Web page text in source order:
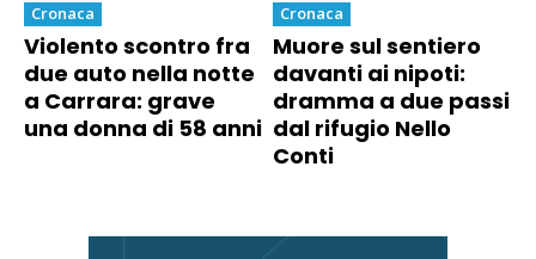
Cronaca
Violento scontro fra
due auto nella notte
a Carrara: grave
una donna di 58 anni
Cronaca
Muore sul sentiero
davanti ai nipoti:
dramma a due passi
dal rifugio Nello
Conti